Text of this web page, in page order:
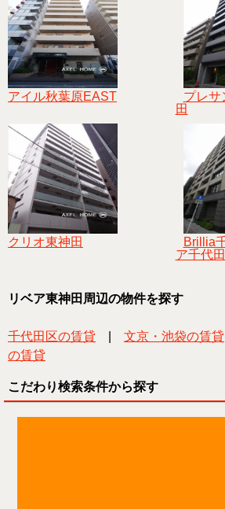
アイル秋葉原EAST
プレサ
田
クリオ東神田
Brillia
ア千代
リベア東神田周辺の物件を探す
千代田区の賃貸 文京・池袋の賃貸
の賃貸
こだわり検索条件から探す